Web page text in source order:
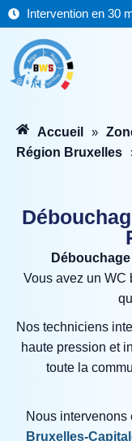
Aller
au
contenu
Intervention en 30
Accueil »
Région Bruxelles
Vous avez un WC
Nos techniciens
haute pression et
toute la
Nous intervenons
Bruxelles-